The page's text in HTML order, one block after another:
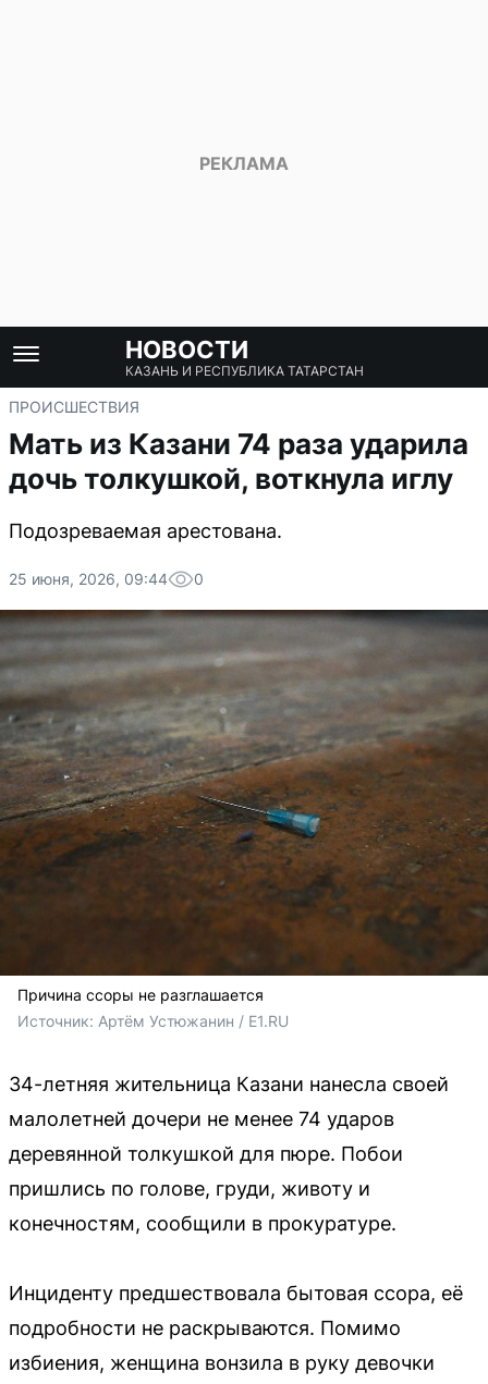
НОВОСТИ
КАЗАНЬ И РЕСПУБЛИКА ТАТАРСТАН
ПРОИСШЕСТВИЯ
Мать из Казани 74 раза ударила
дочь толкушкой, воткнула иглу
Подозреваемая арестована.
25 июня, 2026, 09:44 0
Причина ссоры не разглашается
Источник: Артём Устюжанин / E1.RU
34-летняя жительница Казани нанесла своей
малолетней дочери не менее 74 ударов
деревянной толкушкой для пюре. Побои
пришлись по голове, груди, животу и
конечностям, сообщили в прокуратуре.
Инциденту предшествовала бытовая ссора, её
подробности не раскрываются. Помимо
избиения, женщина вонзила в руку девочки